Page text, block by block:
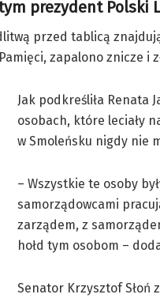
prezydent Polski
przed tablicą
zapalono znicze i
Jak podkreśliła Renata
osobach, które leciały
w Smoleńsku nigdy nie
– Wszystkie te osoby
samorządowcami
zarządem, z
hołd tym osobom –
Senator Krzysztof Słoń